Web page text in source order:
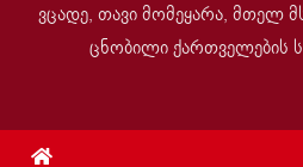
ვცადე, თავი მომეყარა, მთელ
ცნობილი ქართველების